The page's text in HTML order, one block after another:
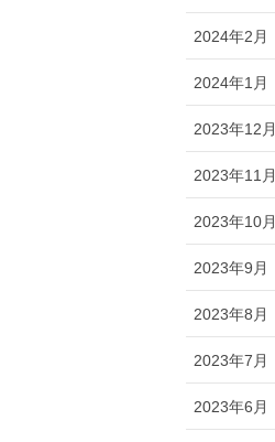
2024年2月
2024年1月
2023年12月
2023年11月
2023年10月
2023年9月
2023年8月
2023年7月
2023年6月